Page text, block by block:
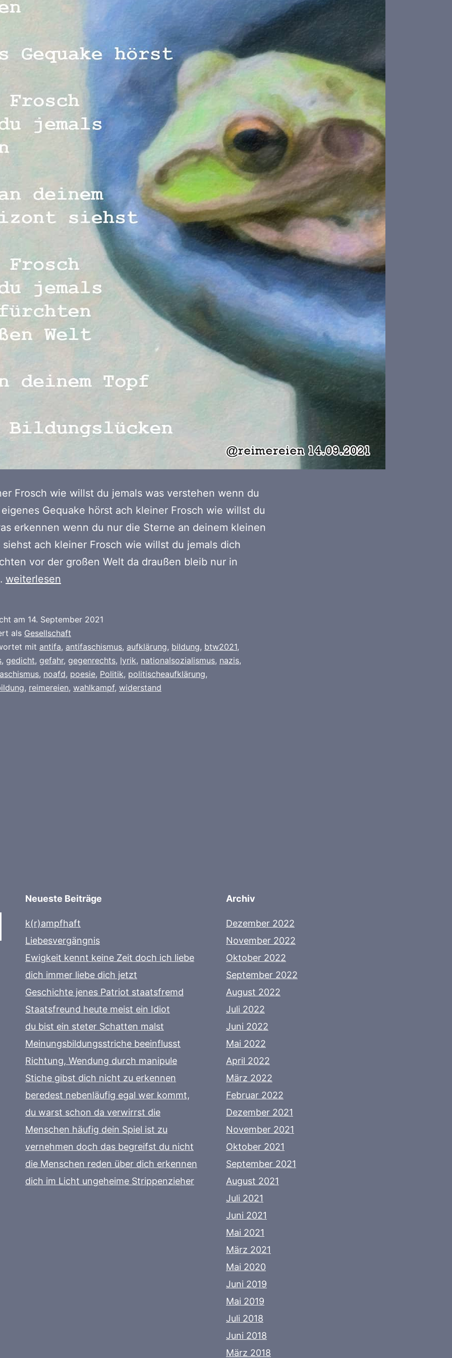
Frosch wie willst du jemals was verstehen wenn du
Gequake hörst ach kleiner Frosch wie willst du
erkennen wenn du nur die Sterne an deinem kleinen
ach kleiner Frosch wie willst du jemals dich
vor der großen Welt da draußen bleib nur in
Bildungslücken
weiterlesen
am 14. September 2021
als Gesellschaft
mit antifa, antifaschismus, aufklärung, bildung, btw2021,
, gedicht, gefahr, gegenrechts, lyrik, nationalsozialismus, nazis,
, noafd, poesie, Politik, politischeaufklärung,
, reimereien, wahlkampf, widerstand
Neueste Beiträge
k(r)ampfhaft
Liebesvergängnis
Ewigkeit kennt keine Zeit doch ich liebe
dich immer liebe dich jetzt
Geschichte jenes Patriot staatsfremd
Staatsfreund heute meist ein Idiot
du bist ein steter Schatten malst
Meinungsbildungsstriche beeinflusst
Richtung, Wendung durch manipule
Stiche gibst dich nicht zu erkennen
beredest nebenläufig egal wer kommt,
du warst schon da verwirrst die
Menschen häufig dein Spiel ist zu
vernehmen doch das begreifst du nicht
die Menschen reden über dich erkennen
dich im Licht ungeheime Strippenzieher
Archiv
Dezember 2022
November 2022
Oktober 2022
September 2022
August 2022
Juli 2022
Juni 2022
Mai 2022
April 2022
März 2022
Februar 2022
Dezember 2021
November 2021
Oktober 2021
September 2021
August 2021
Juli 2021
Juni 2021
Mai 2021
März 2021
Mai 2020
Juni 2019
Mai 2019
Juli 2018
Juni 2018
März 2018